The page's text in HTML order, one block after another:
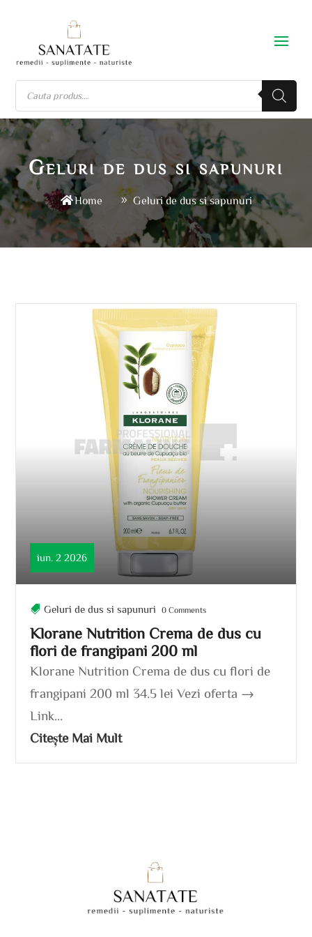
Geluri de dus si sapunuri
Home Geluri de dus si sapunuri
Klorane Nutrition Crema de dus cu
flori de frangipani 200 ml
iun. 2 2026
Geluri de dus si sapunuri 0 Comments
Klorane Nutrition Crema de dus cu flori de
frangipani 200 ml 34.5 lei Vezi oferta →
Link...
Citește Mai Mult